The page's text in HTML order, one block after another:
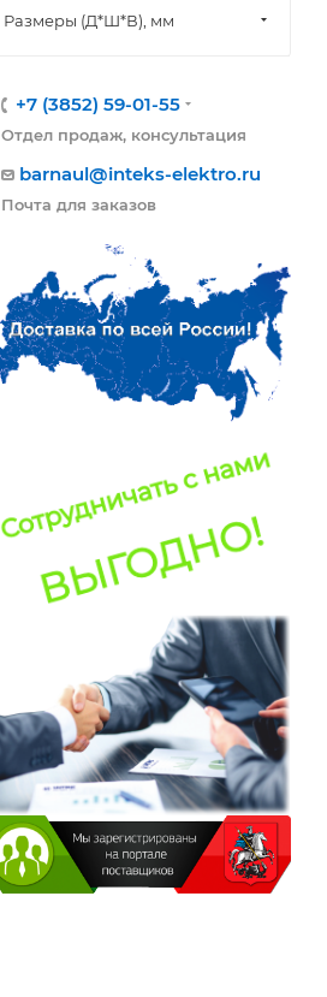
Размеры (Д*Ш*В), мм
+7 (3852) 59-01-55
Отдел продаж, консультация
barnaul@inteks-elektro.ru
Почта для заказов